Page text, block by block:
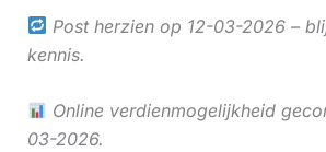
Post herzien op 12-03-2026 –
kennis.
Online verdienmogelijkheid
03-2026.